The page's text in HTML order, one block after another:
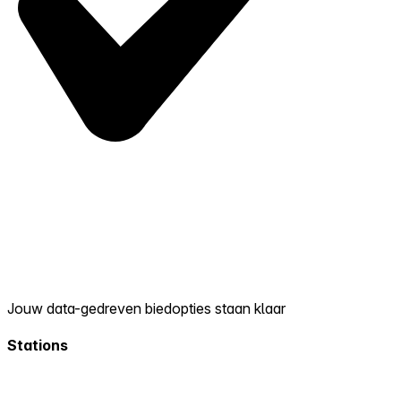
Jouw data-gedreven biedopties staan klaar
Stations